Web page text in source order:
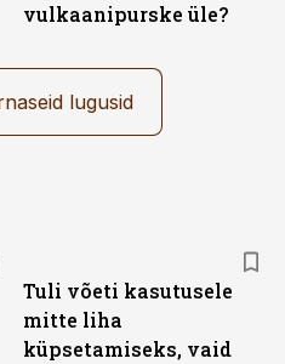
vulkaanipurske üle?
lugusid
Tuli võeti kasutusele
mitte liha
küpsetamiseks, vaid